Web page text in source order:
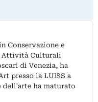
Conservazione e
Attività Culturali
di Venezia, ha
presso la LUISS a
dell'arte ha maturato